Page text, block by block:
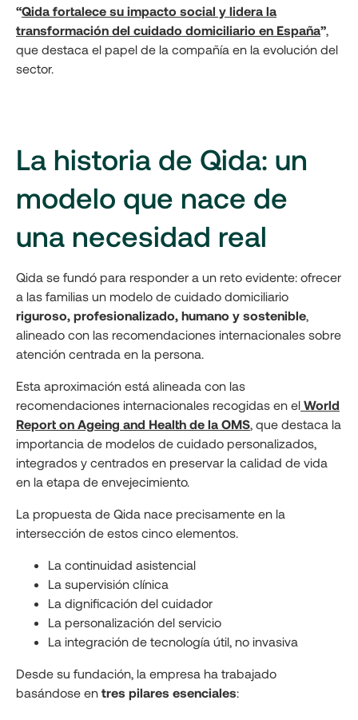
“Qida fortalece su impacto social y lidera la
transformación del cuidado domiciliario en España”
que destaca el papel de la compañía en la evolución del
sector.
La historia de Qida: un
modelo que nace de
una necesidad real
Qida se fundó para responder a un reto evidente: ofrecer
a las familias un modelo de cuidado domiciliario
riguroso, profesionalizado, humano y sostenible
alineado con las recomendaciones internacionales sobre
atención centrada en la persona.
Esta aproximación está alineada con las
recomendaciones internacionales recogidas en el World
Report on Ageing and Health de la OMS , que destaca la
importancia de modelos de cuidado personalizados,
integrados y centrados en preservar la calidad de vida
en la etapa de envejecimiento.
La propuesta de Qida nace precisamente en la
intersección de estos cinco elementos.
La continuidad asistencial
La supervisión clínica
La dignificación del cuidador
La personalización del servicio
La integración de tecnología útil, no invasiva
Desde su fundación, la empresa ha trabajado
basándose en tres pilares esenciales: